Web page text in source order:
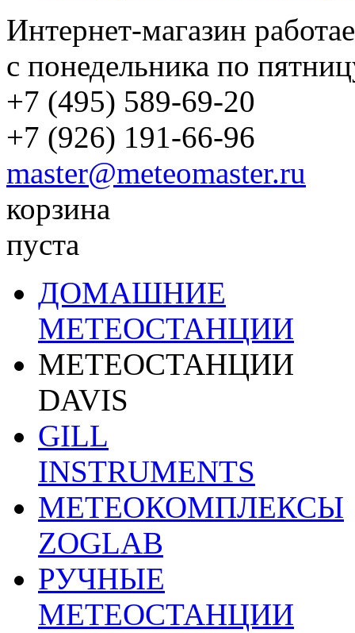
Интернет-магазин
с понедельника по
+7 (495) 589-69-20
+7 (926) 191-66-96
master@meteomaster.ru
корзина
пуста
ДОМАШНИЕ
МЕТЕОСТАНЦИИ
МЕТЕОСТАНЦИИ
DAVIS
GILL
INSTRUMENTS
МЕТЕОКОМПЛЕКСЫ
ZOGLAB
РУЧНЫЕ
МЕТЕОСТАНЦИИ